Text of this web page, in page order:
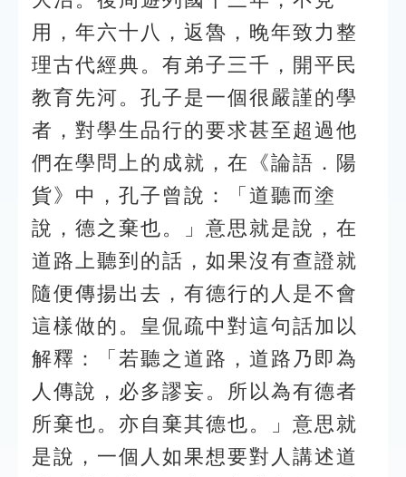
用，年六十八，返魯，晚年致力整
理古代經典。有弟子三千，開平民
教育先河。孔子是一個很嚴謹的學
者，對學生品行的要求甚至超過他
們在學問上的成就，在《論語．陽
貨》中，孔子曾說：「道聽而塗
說，德之棄也。」意思就是說，在
道路上聽到的話，如果沒有查證就
隨便傳揚出去，有德行的人是不會
這樣做的。皇侃疏中對這句話加以
解釋：「若聽之道路，道路乃即為
人傳說，必多謬妄。所以為有德者
所棄也。亦自棄其德也。」意思就
是說，一個人如果想要對人講述道